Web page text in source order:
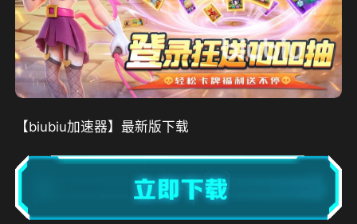
【biubiu加速器】最新版下载